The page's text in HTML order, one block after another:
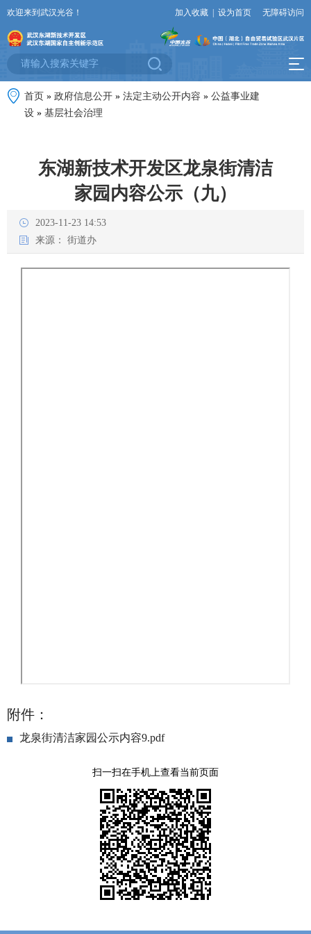
欢迎来到武汉光谷！ 加入收藏 设为首页 无障碍访问
首页 » 政府信息公开 » 法定主动公开内容 » 公益事业建
设 » 基层社会治理
东湖新技术开发区龙泉街清洁
家园内容公示（九）
2023-11-23 14:53
来源： 街道办
附件：
龙泉街清洁家园公示内容9.pdf
扫一扫在手机上查看当前页面